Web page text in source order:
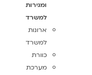
ומגירות
למשרד
ארונות
למשרד
כוורת
מערכת